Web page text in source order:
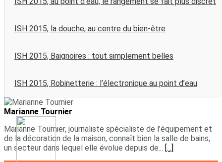
ISH 2015, la douche, au centre du bien-être
ISH 2015, Baignoires : tout simplement belles
ISH 2015, Robinetterie : l’électronique au point d’eau
Marianne Tournier
Marianne Tournier, journaliste spécialiste de l’équipement et
de la décoration de la maison, connaît bien la salle de bains,
un secteur dans lequel elle évolue depuis de... [...]